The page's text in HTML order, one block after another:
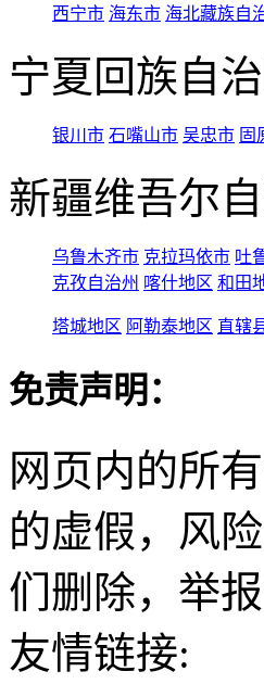
西宁市 海东市 海北藏族自
宁夏回族自
银川市 石嘴山市 吴忠市 固
新疆维吾尔
乌鲁木齐市 克拉玛依市 吐
克孜自治州 喀什地区 和田
塔城地区 阿勒泰地区 直辖
免责声明：
网页内的所
的虚假，风
们删除，举
友情链接: